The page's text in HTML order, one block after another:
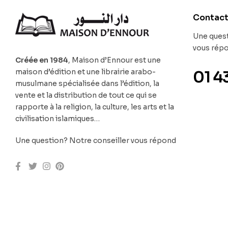
Créée en 1984, Maison d’Ennour est une
maison d’édition et une librairie arabo-
musulmane spécialisée dans l’édition, la
vente et la distribution de tout ce qui se
rapporte à la religion, la culture, les arts et la
civilisation islamiques…
Une question? Notre conseiller vous répond
Contact
Une
vous
01